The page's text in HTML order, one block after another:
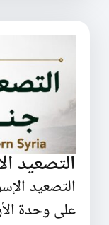
التصعيد
التصعيد
على وحدة